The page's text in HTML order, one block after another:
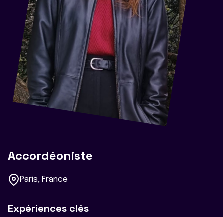
Accordéoniste
Paris, France
Expériences clés